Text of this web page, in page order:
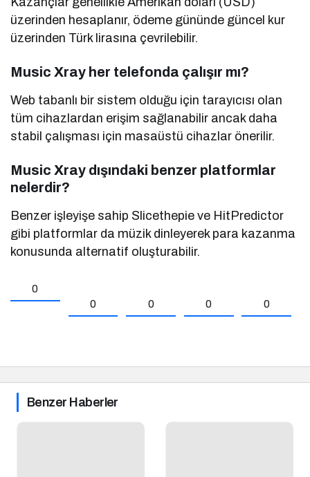
üzerinden hesaplanır, ödeme gününde güncel kur
üzerinden Türk lirasına çevrilebilir.
Music Xray her telefonda çalışır mı?
Web tabanlı bir sistem olduğu için tarayıcısı olan
tüm cihazlardan erişim sağlanabilir ancak daha
stabil çalışması için masaüstü cihazlar önerilir.
Music Xray dışındaki benzer platformlar
nelerdir?
Benzer işleyişe sahip Slicethepie ve HitPredictor
gibi platformlar da müzik dinleyerek para kazanma
konusunda alternatif oluşturabilir.
0
Benzer Haberler